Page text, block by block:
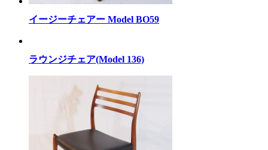
イージーチェアー Model BO59
ラウンジチェア(Model 136)